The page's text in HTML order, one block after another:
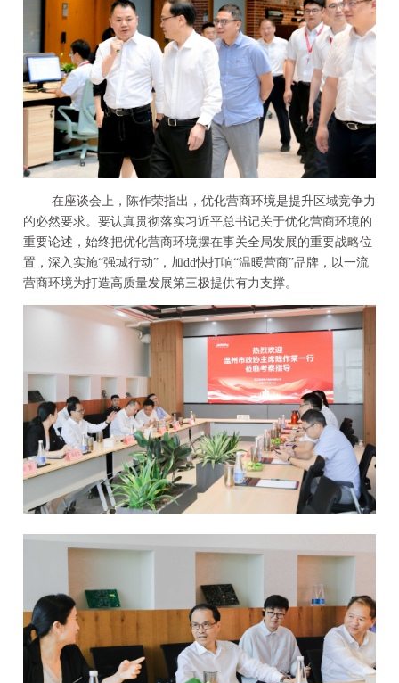
在座谈会上，陈作荣指出，优化营商环境是提升区域竞争力
的必然要求。要认真贯彻落实习近平总书记关于优化营商环境的
重要论述，始终把优化营商环境摆在事关全局发展的重要战略位
置，深入实施“强城行动”，加dd快打响“温暖营商”品牌，以一流
营商环境为打造高质量发展第三极提供有力支撑。